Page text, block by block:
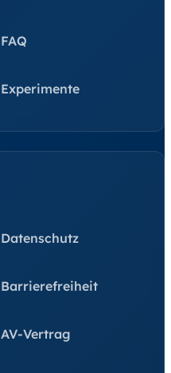
FAQ
Experimente
Datenschutz
Barrierefreiheit
AV-Vertrag